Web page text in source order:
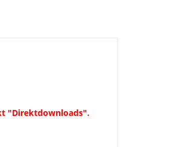
"Direktdownloads".